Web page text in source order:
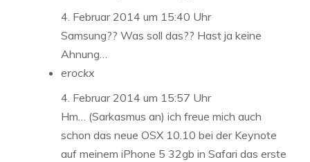
4. Februar 2014 um 15:40 Uhr
Samsung?? Was soll das?? Hast ja keine
Ahnung…
erockx
4. Februar 2014 um 15:57 Uhr
Hm… (Sarkasmus an) ich freue mich auch
schon das neue OSX 10.10 bei der Keynote
auf meinem iPhone 5 32gb in Safari das erste